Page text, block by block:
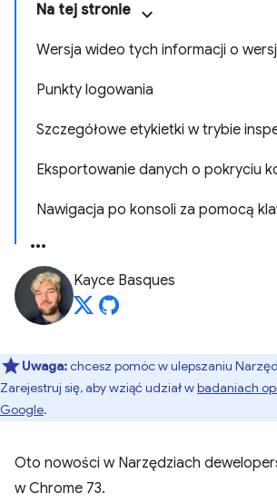
Na tej stronie
Wersja wideo tych informacji o
Punkty logowania
Szczegółowe etykietki w trybie
Eksportowanie danych o pokryciu
Nawigacja po konsoli za pomocą
Kayce Basques
Uwaga:chcesz pomóc w ulepszaniu
Zarejestruj się, aby wziąć udział wbadaniach
Google.
Oto nowości w Narzędziach
w Chrome 73.